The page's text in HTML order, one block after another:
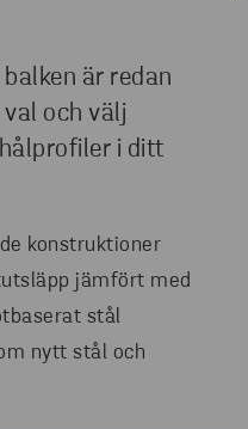
är redan
och välj
i ditt
konstruktioner
jämfört med
stål
nytt stål och